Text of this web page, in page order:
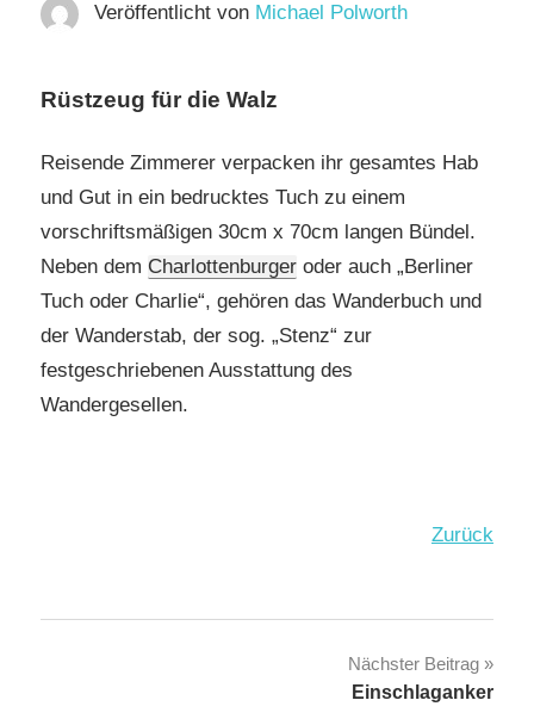
Veröffentlicht von Michael Polworth
Rüstzeug für die Walz
Reisende Zimmerer verpacken ihr gesamtes Hab
und Gut in ein bedrucktes Tuch zu einem
vorschriftsmäßigen 30cm x 70cm langen Bündel.
Neben dem Charlottenburger oder auch „Berliner
Tuch oder Charlie“, gehören das Wanderbuch und
der Wanderstab, der sog. „Stenz“ zur
festgeschriebenen Ausstattung des
Wandergesellen.
Zurück
Nächster Beitrag
Einschlaganker